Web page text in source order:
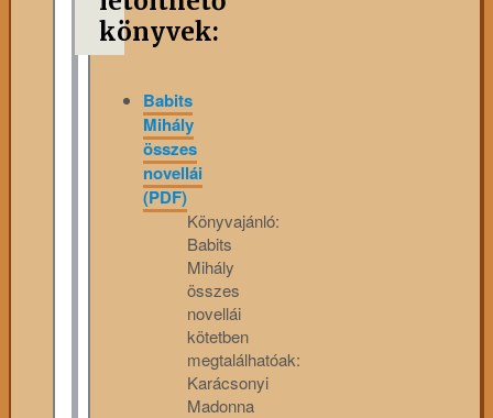
könyvek:
Babits
Mihály
összes
novellái
(PDF)
Könyvajánló:
Babits
Mihály
összes
novellái
kötetben
megtalálhatóak:
Karácsonyi
Madonna